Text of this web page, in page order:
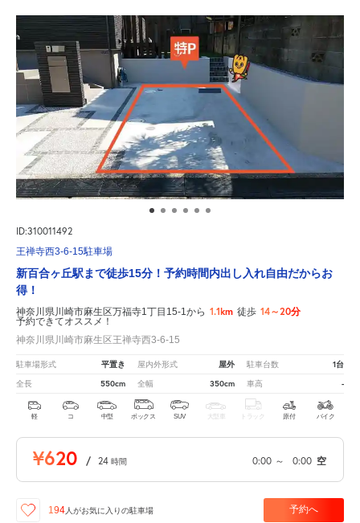
ID:310011492
王禅寺西3-6-15駐車場
新百合ヶ丘駅まで徒歩15分！予約時間内出し入れ自由だからお
得！
神奈川県川崎市麻生区万福寺1丁目15-1から 1.1km 徒歩 14～20分
予約できてオススメ！
神奈川県川崎市麻生区王禅寺西3-6-15
駐車場形式 平置き 屋内外形式 屋外 駐車台数 1台
全長 550cm 全幅 350cm 車高 -
軽 コ 中型 ボックス SUV 大型車 トラック 原付 バイク
¥620 / 24 時間 0:00 ～ 0:00 空
194 人がお気に入りの駐車場 予約へ